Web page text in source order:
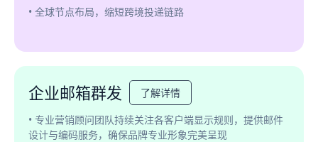
• 全球节点布局，缩短跨境投递链路
企业邮箱群发
了解详情
• 专业营销顾问团队持续关注各客户端显示规则，提供邮件
设计与编码服务，确保品牌专业形象完美呈现